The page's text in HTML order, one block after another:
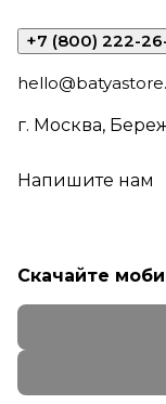
+7 (800) 222-
г. Москва,
Напишите нам
Скачайте